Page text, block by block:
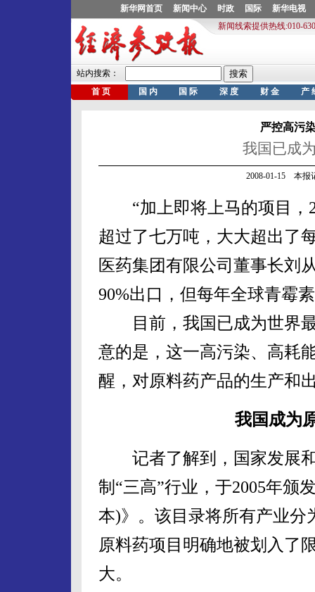
严控高污
我国已成
2008-01-15 本报
“加上即将上马的项目，
超过了七万吨，大大超出了
医药集团有限公司董事长刘
90%出口，但每年全球青霉
目前，我国已成为世界最
意的是，这一高污染、高耗
醒，对原料药产品的生产和
我国成为
记者了解到，国家发展和
制“三高”行业，于2005年颁
本)》。该目录将所有产业分
原料药项目明确地被划入了
大。